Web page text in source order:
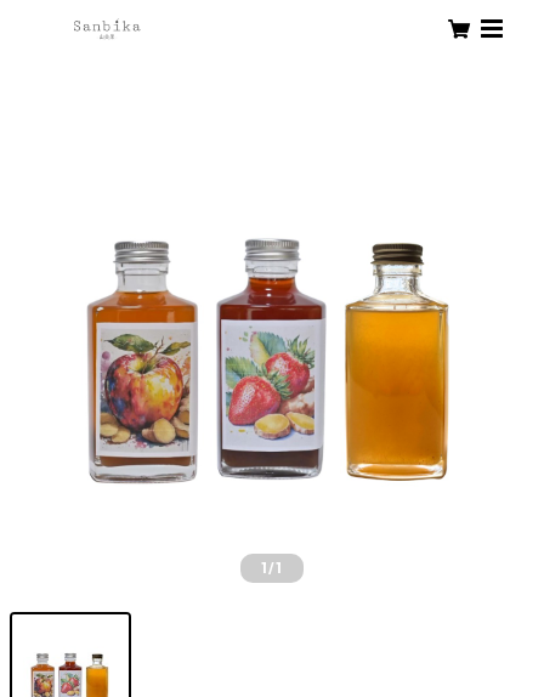
1/1